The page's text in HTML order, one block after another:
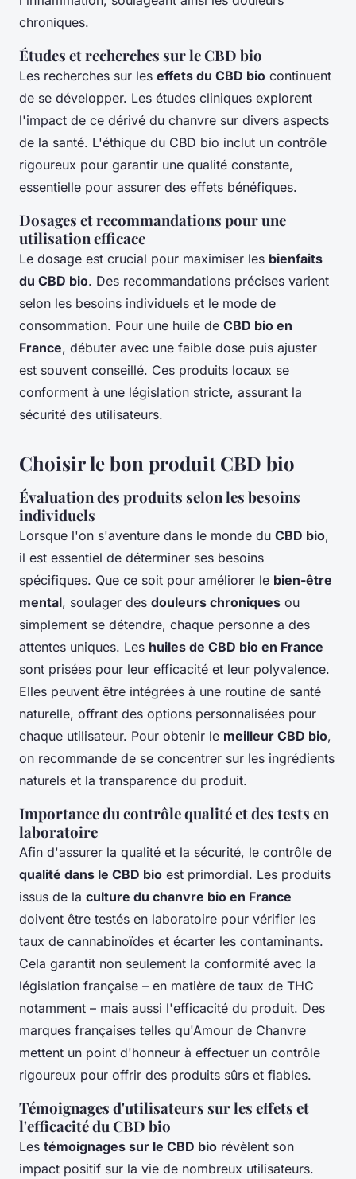
chroniques.
Études et recherches sur le CBD bio
Les recherches sur les effets du CBD bio continuent
de se développer. Les études cliniques explorent
l'impact de ce dérivé du chanvre sur divers aspects
de la santé. L'éthique du CBD bio inclut un contrôle
rigoureux pour garantir une qualité constante,
essentielle pour assurer des effets bénéfiques.
Dosages et recommandations pour une
utilisation efficace
Le dosage est crucial pour maximiser les bienfaits
du CBD bio. Des recommandations précises varient
selon les besoins individuels et le mode de
consommation. Pour une huile de CBD bio en
France, débuter avec une faible dose puis ajuster
est souvent conseillé. Ces produits locaux se
conforment à une législation stricte, assurant la
sécurité des utilisateurs.
Choisir le bon produit CBD bio
Évaluation des produits selon les besoins
individuels
Lorsque l'on s'aventure dans le monde du CBD bio,
il est essentiel de déterminer ses besoins
spécifiques. Que ce soit pour améliorer le bien-être
mental, soulager des douleurs chroniques ou
simplement se détendre, chaque personne a des
attentes uniques. Les huiles de CBD bio en France
sont prisées pour leur efficacité et leur polyvalence.
Elles peuvent être intégrées à une routine de santé
naturelle, offrant des options personnalisées pour
chaque utilisateur. Pour obtenir le meilleur CBD bio,
on recommande de se concentrer sur les ingrédients
naturels et la transparence du produit.
Importance du contrôle qualité et des tests en
laboratoire
Afin d'assurer la qualité et la sécurité, le contrôle de
qualité dans le CBD bio est primordial. Les produits
issus de la culture du chanvre bio en France
doivent être testés en laboratoire pour vérifier les
taux de cannabinoïdes et écarter les contaminants.
Cela garantit non seulement la conformité avec la
législation française – en matière de taux de THC
notamment – mais aussi l'efficacité du produit. Des
marques françaises telles qu'Amour de Chanvre
mettent un point d'honneur à effectuer un contrôle
rigoureux pour offrir des produits sûrs et fiables.
Témoignages d'utilisateurs sur les effets et
l'efficacité du CBD bio
Les témoignages sur le CBD bio révèlent son
impact positif sur la vie de nombreux utilisateurs.